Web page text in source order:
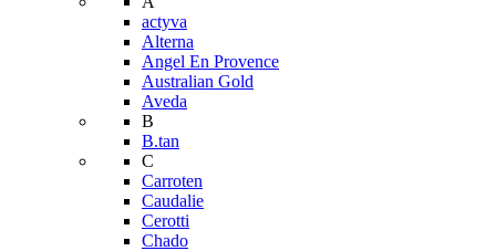
actyva
Alterna
Angel En Provence
Australian Gold
Aveda
B
B.tan
C
Carroten
Caudalie
Cerotti
Chado